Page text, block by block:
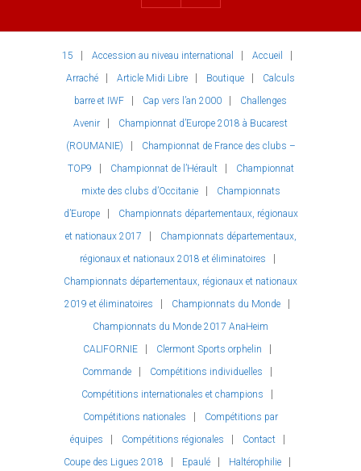
15 Accession au niveau international
Accueil
Arraché
Article Midi Libre Boutique
Calculs
barre et IWF
Cap vers l’an 2000
Challenges
Avenir
Championnat d’Europe 2018 à Bucarest
(ROUMANIE)
Championnat de France des clubs –
TOP9
Championnat de l’Hérault
Championnat
mixte des clubs d’Occitanie
Championnats
d’Europe
Championnats départementaux, régionaux
et nationaux 2017
Championnats départementaux,
régionaux et nationaux 2018 et éliminatoires
Championnats départementaux, régionaux et nationaux
2019 et éliminatoires
Championnats du Monde
Championnats du Monde 2017 AnaHeim
CALIFORNIE
Clermont Sports orphelin
Commande
Compétitions individuelles
Compétitions internationales et champions
Compétitions nationales
Compétitions par
équipes
Compétitions régionales
Contact
Coupe des Ligues 2018
Epaulé
Haltérophilie